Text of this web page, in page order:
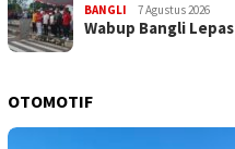
BANGLI 7 Agustus 2026
Wabup Bangli
OTOMOTIF